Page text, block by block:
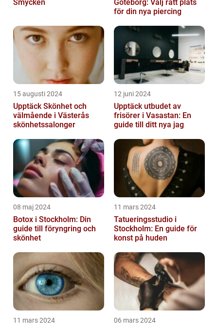
Smycken
Göteborg: Välj rätt plats
för din nya piercing
15 augusti 2024
Upptäck Skönhet och
välmående i Västerås
skönhetssalonger
12 juni 2024
Upptäck utbudet av
frisörer i Vasastan: En
guide till ditt nya jag
08 maj 2024
Botox i Stockholm: Din
guide till föryngring och
skönhet
11 mars 2024
Tatueringsstudio i
Stockholm: En guide för
konst på huden
11 mars 2024 06 mars 2024